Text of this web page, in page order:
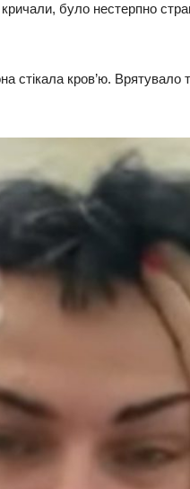
було нестерпно
стікала кров’ю. Врятувало